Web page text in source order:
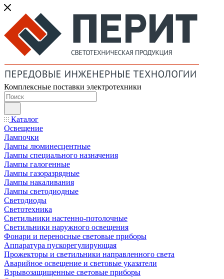
Комплексные поставки электротехники
Каталог
Освещение
Лампочки
Лампы люминесцентные
Лампы специального назначения
Лампы галогенные
Лампы газоразрядные
Лампы накаливания
Лампы светодиодные
Светодиоды
Светотехника
Светильники настенно-потолочные
Светильники наружного освещения
Фонари и переносные световые приборы
Аппаратура пускорегулирующая
Прожекторы и светильники направленного света
Аварийное освещение и световые указатели
Взрывозащищенные световые приборы